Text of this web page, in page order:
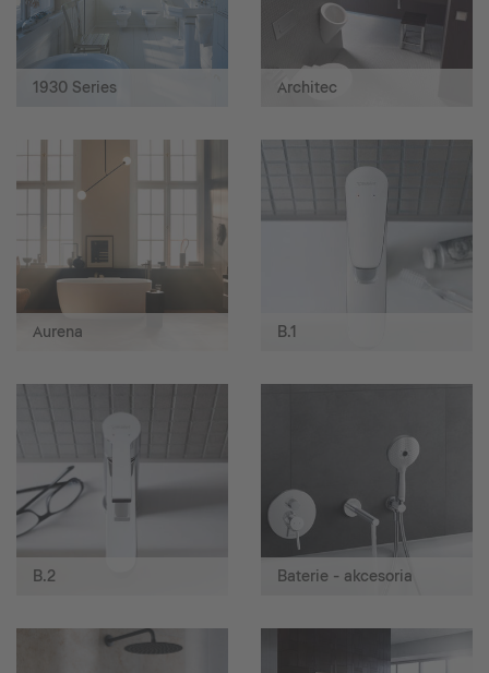
1930 Series Architec
Aurena B.1
B.2 Baterie - akcesoria